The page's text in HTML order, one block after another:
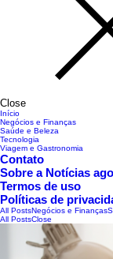
Close
Início
Negócios e Finanças
Saúde e Beleza
Tecnologia
Viagem e Gastronomia
Contato
Sobre a Notícias
Termos de uso
Políticas de
All PostsNegócios e Finanças
All PostsClose